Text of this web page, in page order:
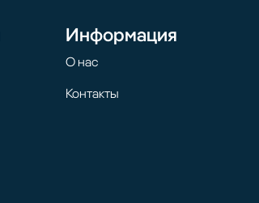
Информация
О нас
Контакты